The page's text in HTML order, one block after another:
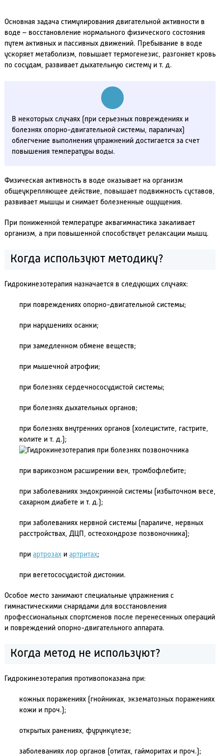
Основная задача стимулирования двигательной активности в
воде – восстановление нормального физического состояния
путем активных и пассивных движений. Пребывание в воде
ускоряет метаболизм, повышает термогенезис, разгоняет кровь
по сосудам, развивает дыхательную систему и т. д.
В некоторых случаях (при серьезных повреждениях и
болезнях опорно-двигательной системы, параличах)
облегчение выполнения упражнений достигается за счет
повышения температуры воды.
Физическая активность в воде оказывает на организм
общеукрепляющее действие, повышает подвижность суставов,
развивает мышцы и снимает болезненные ощущения.
При пониженной температуре аквагимнастика закаливает
организм, а при повышенной способствует релаксации мышц.
Когда используют методику?
Гидрокинезотерапия назначается в следующих случаях:
при повреждениях опорно-двигательной системы;
при нарушениях осанки;
при замедленном обмене веществ;
при мышечной атрофии;
при болезнях сердечнососудистой системы;
при болезнях дыхательных органов;
при болезнях внутренних органов (холецистите, гастрите,
колите и т. д.);
при варикозном расширении вен, тромбофлебите;
при заболеваниях эндокринной системы (избыточном весе,
сахарном диабете и т. д.);
при заболеваниях нервной системы (параличе, нервных
расстройствах, ДЦП, остеохондрозе позвоночника);
при артрозахи артритах;
при вегетососудистой дистонии.
Особое место занимают специальные упражнения с
гимнастическими снарядами для восстановления
профессиональных спортсменов после перенесенных операций
и повреждений опорно-двигательного аппарата.
Когда метод не используют?
Гидрокинезотерапия противопоказана при:
кожных поражениях (гнойниках, экзематозных поражениях
кожи и проч.);
открытых ранениях, фурункулезе;
заболеваниях лор органов (отитах, гайморитах и проч.);